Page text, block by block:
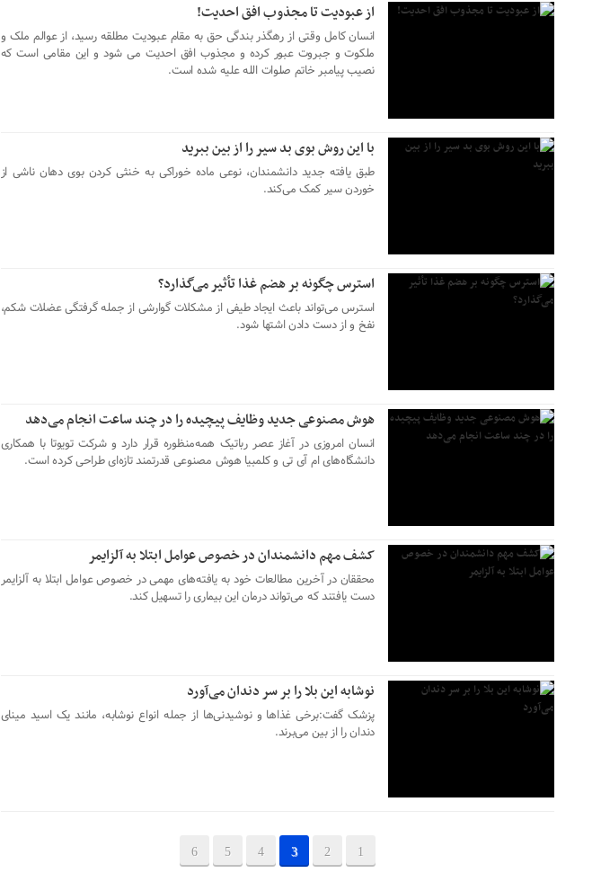
از عبودیت تا مجذوب افق احدیت!
انسان کامل وقتی از رهگذر بندگی حق به مقام عبودیت‌ مطلقه رسید، از عوالم ملک و
ملکوت و جبروت عبور کرده و مجذوب افق احدیت می شود و این مقامی است که
نصیب پیامبر خاتم صلوات الله علیه شده است.
با این روش بوی بد سیر را از بین ببرید
طبق یافته جدید دانشمندان، نوعی ماده خوراکی به خنثی کردن بوی دهان ناشی از
خوردن سیر کمک می‌کند.
استرس چگونه بر هضم غذا تأثیر می‌گذارد؟
استرس می‌تواند باعث ایجاد طیفی از مشکلات گوارشی از جمله گرفتگی عضلات شکم،
نفخ و از دست دادن اشتها شود.
هوش مصنوعی جدید وظایف پیچیده را در چند ساعت انجام می‌دهد
انسان امروزی در آغاز عصر رباتیک همه‌منظوره قرار دارد و شرکت تویوتا با همکاری
دانشگاه‌های ام آی تی و کلمبیا هوش مصنوعی قدرتمند تازه‌ای طراحی کرده است.
کشف مهم دانشمندان در خصوص عوامل ابتلا به آلزایمر
محققان در آخرین مطالعات خود به یافته‌های مهمی در خصوص عوامل ابتلا به آلزایمر
دست یافتند که می‌تواند درمان این بیماری را تسهیل کند.
نوشابه این بلا را بر سر دندان می‌آورد
پزشک گفت:برخی غذاها و نوشیدنی‌ها از جمله انواع نوشابه، مانند یک اسید مینای
دندان را از بین می‌برند.
1
2
3
4
5
6